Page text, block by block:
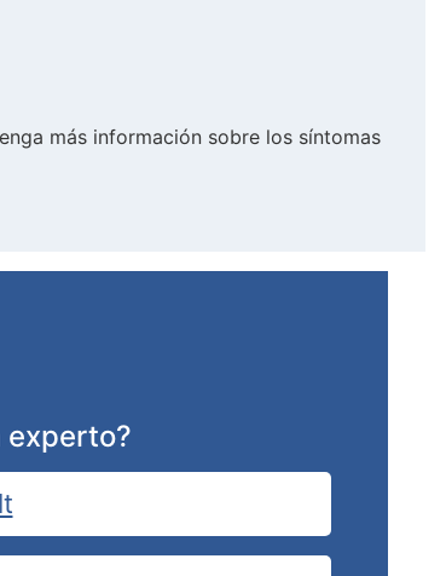
más información sobre los síntomas
experto?